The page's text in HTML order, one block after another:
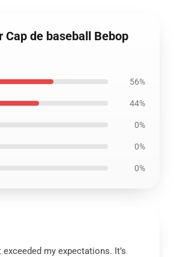
Cap de baseball Bebop
56%
44%
0%
0%
0%
my expectations. It’s